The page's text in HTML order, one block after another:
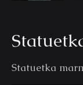
Statuetka